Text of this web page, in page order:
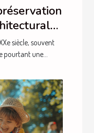
siècle, souvent
pourtant une...